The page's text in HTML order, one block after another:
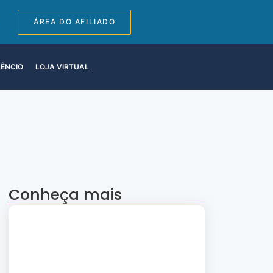
ÁREA DO AFILIADO
LOJA VIRTUAL
Conheça mais